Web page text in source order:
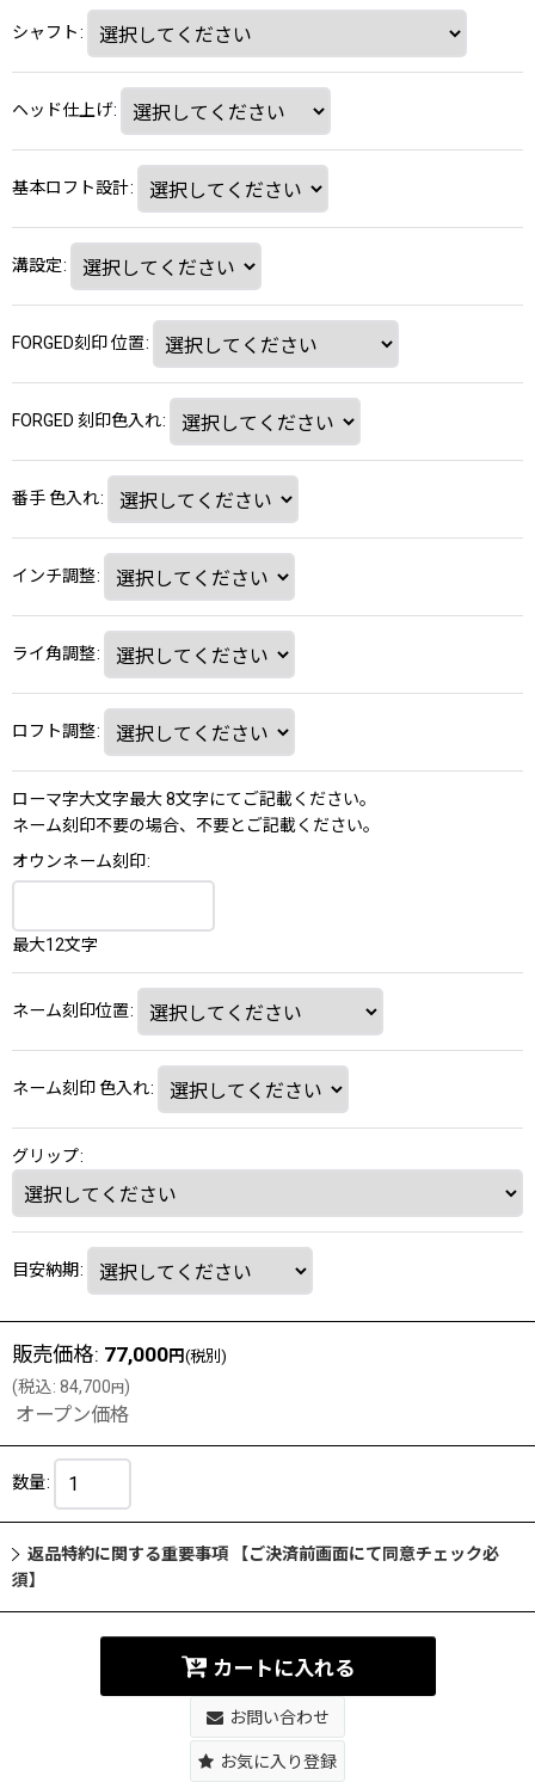
シャフト:
ヘッド仕上げ:
基本ロフト設計:
溝設定:
FORGED刻印 位置:
FORGED 刻印色入れ:
番手 色入れ:
インチ調整:
ライ角調整:
ロフト調整:
ローマ字大文字最大 8文字にてご記載ください。
ネーム刻印不要の場合、不要とご記載ください。
オウンネーム刻印:
最大12文字
ネーム刻印位置:
ネーム刻印 色入れ:
グリップ:
目安納期:
販売価格: 77,000円 (税別)
(税込: 84,700 円 )
オープン価格
数量:
返品特約に関する重要事項 【ご決済前画面にて同意チェック必
須】
カートに入れる
お問い合わせ
お気に入り登録